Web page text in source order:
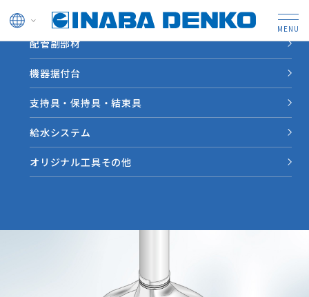
ドレン管
配管副部材
機器据付台
支持具・保持具・結束具
給水システム
オリジナル工具その他
HOME 製品情報 耐火床貫通ベルト
防火区画貫通部材（タイカエックス/タイカX）
耐火床貫通ベルト
配水鋼管のリニューアルに最適です。貫通穴はモルタル埋め
戻しが不要で穴径に合わせてフレキシブルに対応できます。